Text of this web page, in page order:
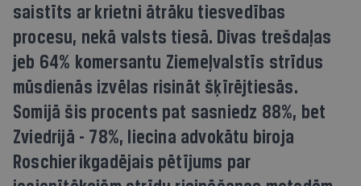
saistīts ar krietni ātrāku tiesvedības
procesu, nekā valsts tiesā. Divas trešdaļas
jeb 64% komersantu Ziemeļvalstīs strīdus
mūsdienās izvēlas risināt šķīrējtiesās.
Somijā šis procents pat sasniedz 88%, bet
Zviedrijā - 78%, liecina advokātu biroja
Roschier ikgadējais pētījums par